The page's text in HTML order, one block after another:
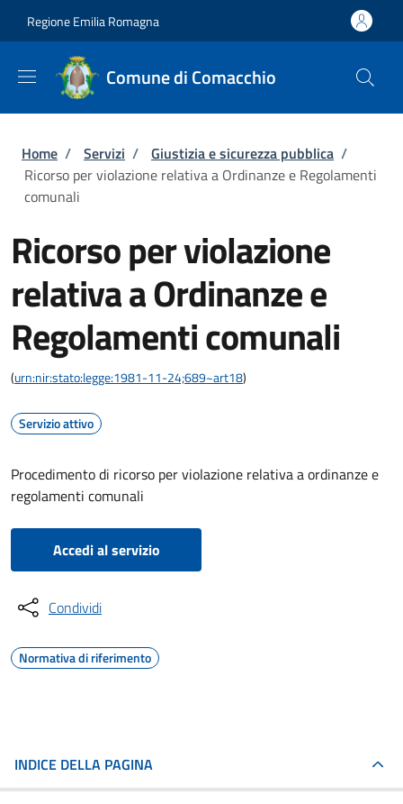
Regione Emilia Romagna
Comune di Comacchio
Briciole di pane
Home / Servizi / Giustizia e sicurezza pubblica /
Ricorso per violazione relativa a Ordinanze e Regolamenti
comunali
Ricorso per violazione
relativa a Ordinanze e
Regolamenti comunali
(urn:nir:stato:legge:1981-11-24;689~art18)
Servizio attivo
Procedimento di ricorso per violazione relativa a ordinanze e
regolamenti comunali
Accedi al servizio
Condividi
Normativa di riferimento
INDICE DELLA PAGINA